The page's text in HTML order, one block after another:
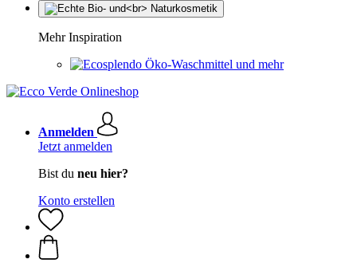
Mehr Inspiration
Öko-Waschmittel und mehr
Anmelden
Jetzt anmelden
Bist du neu hier?
Konto erstellen